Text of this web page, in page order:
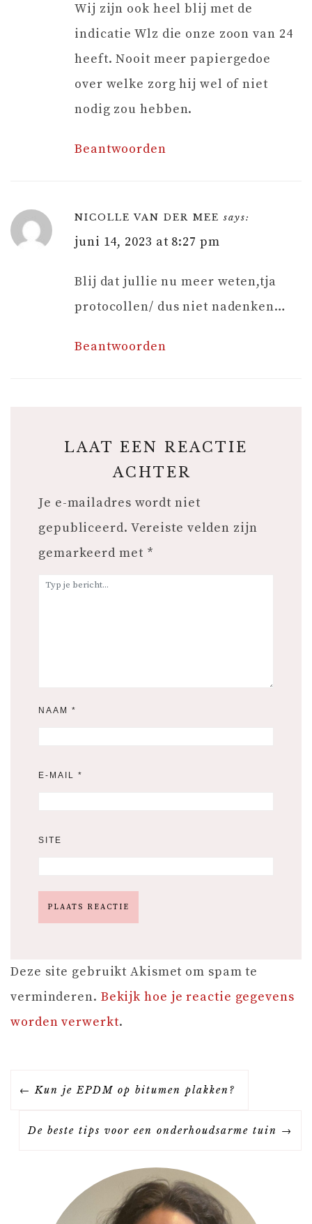
Wij zijn ook heel blij met de
indicatie Wlz die onze zoon van 24
heeft. Nooit meer papiergedoe
over welke zorg hij wel of niet
nodig zou hebben.
Beantwoorden
NICOLLE VAN DER MEE says:
juni 14, 2023 at 8:27 pm
Blij dat jullie nu meer weten,tja
protocollen/ dus niet nadenken…
Beantwoorden
LAAT EEN REACTIE
ACHTER
Je e-mailadres wordt niet
gepubliceerd. Vereiste velden zijn
gemarkeerd met *
NAAM *
E-MAIL *
SITE
Deze site gebruikt Akismet om spam te
verminderen. Bekijk hoe je reactie gegevens
worden verwerkt.
B Kun je EPDM op bitumen plakken?
De beste tips voor een onderhoudsarme tuin